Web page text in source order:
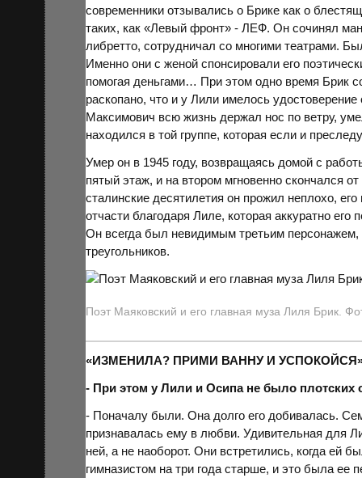
современники отзывались о Брике как о
таких, как «Левый фронт» - ЛЕФ. Он сочинял
либретто, сотрудничал со многими театрами.
Именно они с женой спонсировали его
помогая деньгами… При этом одно время Брик
раскопано, что и у Лили имелось
Максимович всю жизнь держал нос по ветру,
находился в той группе, которая если и
Умер он в 1945 году, возвращаясь домой с
пятый этаж, и на втором мгновенно скончался
сталинские десятилетия он прожил неплохо,
отчасти благодаря Лиле, которая аккуратно его
Он всегда был невидимым третьим
треугольников.
Поэт Маяковский и его главная муза Лиля Брик.
«ИЗМЕНИЛА? ПРИМИ ВАННУ И
- При этом у Лили и Осипа не было
- Поначалу были. Она долго его добивалась.
признавалась ему в любви. Удивительная для
ней, а не наоборот. Они встретились, когда ей
гимназистом на три года старше, и это была ее